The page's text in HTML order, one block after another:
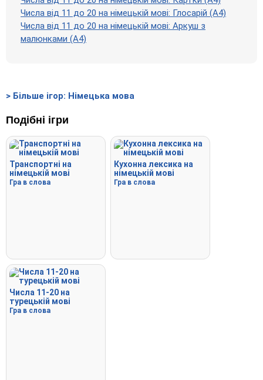
Числа від 11 до 20 на німецькій мові: Глосарій (A4)
Числа від 11 до 20 на німецькій мові: Аркуш з
малюнками (А4)
> Більше ігор: Німецька мова
Подібні ігри
Транспортні на
німецькій мові
Гра в слова
Кухонна лексика на
німецькій мові
Гра в слова
Числа 11-20 на
турецькій мові
Гра в слова